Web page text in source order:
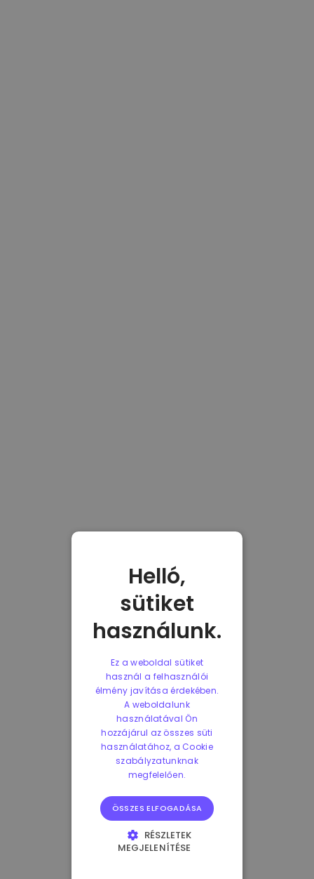
Helló,
sütiket
használunk.
Ez a weboldal sütiket
használ a felhasználói
élmény javítása érdekében.
A weboldalunk
használatával Ön
hozzájárul az összes süti
használatához, a Cookie
szabályzatunknak
megfelelően.
ÖSSZES ELFOGADÁSA
RÉSZLETEK
MEGJELENÍTÉSE